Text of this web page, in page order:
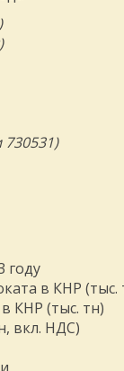
году
в КНР (тыс.
КНР (тыс. тн)
вкл. НДС)